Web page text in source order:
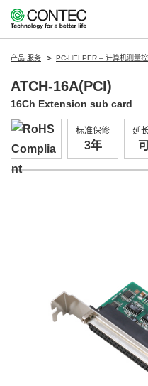
产品·服务 PC-HELPER – 计算机测量控
ATCH-16A(PCI)
16Ch Extension sub card
标准保修
3年
延